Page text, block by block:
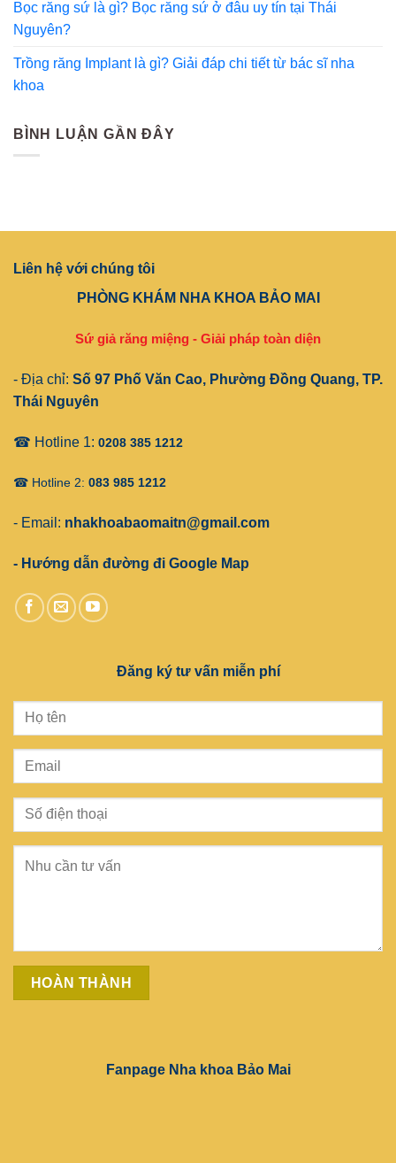
Bọc răng sứ là gì? Bọc răng sứ ở đâu uy tín tại Thái
Nguyên?
Trồng răng Implant là gì? Giải đáp chi tiết từ bác sĩ nha
khoa
BÌNH LUẬN GẦN ĐÂY
Liên hệ với chúng tôi
PHÒNG KHÁM NHA KHOA BẢO MAI
Sứ giả răng miệng - Giải pháp toàn diện
- Địa chỉ: Số 97 Phố Văn Cao, Phường Đồng Quang, TP.
Thái Nguyên
☎ Hotline 1: 0208 385 1212
☎ Hotline 2: 083 985 1212
- Email: nhakhoabaomaitn@gmail.com
- Hướng dẫn đường đi Google Map
Đăng ký tư vấn miễn phí
Fanpage Nha khoa Bảo Mai